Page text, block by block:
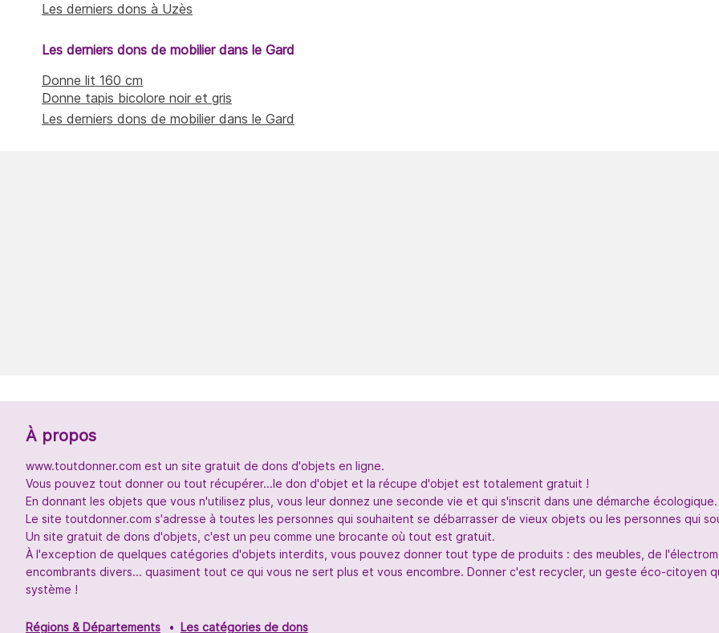
Les derniers dons à Uzès
Les derniers dons de mobilier dans le Gard
Donne lit 160 cm
Donne tapis bicolore noir et gris
Les derniers dons de mobilier dans le Gard
À propos
www.toutdonner.com est un site gratuit de dons d'objets en ligne.
Vous pouvez tout donner ou tout récupérer...le don d'objet et la récupe d'objet est totalement gratuit !
En donnant les objets que vous n'utilisez plus, vous leur donnez une seconde vie et qui s'inscrit dans une démarche écologique.
Le site toutdonner.com s'adresse à toutes les personnes qui souhaitent se débarrasser de vieux objets ou les personnes qui
Un site gratuit de dons d'objets, c'est un peu comme une brocante où tout est gratuit.
À l'exception de quelques catégories d'objets interdits, vous pouvez donner tout type de produits : des meubles, de
encombrants divers... quasiment tout ce qui vous ne sert plus et vous encombre. Donner c'est recycler, un geste éco-citoyen
système !
Régions & Départements Les catégories de dons